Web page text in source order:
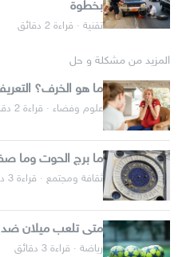
بخطوة
تقنية · قراءة 2 دقائق
المزيد من مشكلة و حل
ما هو الخرف؟
علوم وفضاء · قراءة 2 دقائق
ما برج الحوت وما
ثقافة ومجتمع · قراءة 3 دقائق
متى تلعب ميلان ضد
رياضة · قراءة 3 دقائق